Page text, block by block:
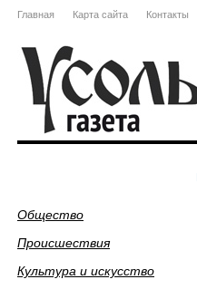
Главная Карта сайта Контакты
Общество
Происшествия
Культура и искусство